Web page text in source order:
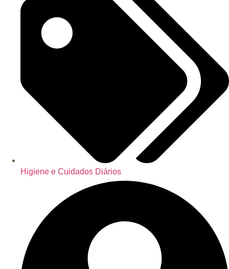
Higiene e Cuidados Diários